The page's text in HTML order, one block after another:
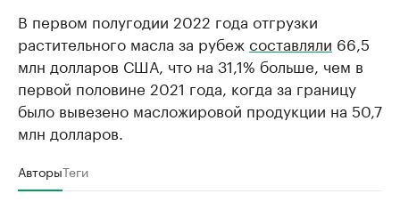
В первом полугодии 2022 года отгрузки
растительного масла за рубежсоставляли 66,5
млн долларов США, что на 31,1% больше, чем в
первой половине 2021 года, когда за границу
было вывезено масложировой продукции на 50,7
млн долларов.
АвторыТеги